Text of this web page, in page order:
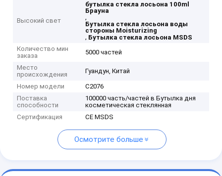
Высокий свет
бутылка стекла лосьона 100ml
Брауна
,
Бутылка стекла лосьона воды
стороны Moisturizing
, Бутылка стекла лосьона MSDS
Количество мин
заказа
5000 частей
Место
происхождения
Гуандун, Китай
Номер модели
C2076
Поставка
способности
100000 часть/частей в Бутылка дня
косметическая стеклянная
Сертификация
CE MSDS
Осмотрите больше